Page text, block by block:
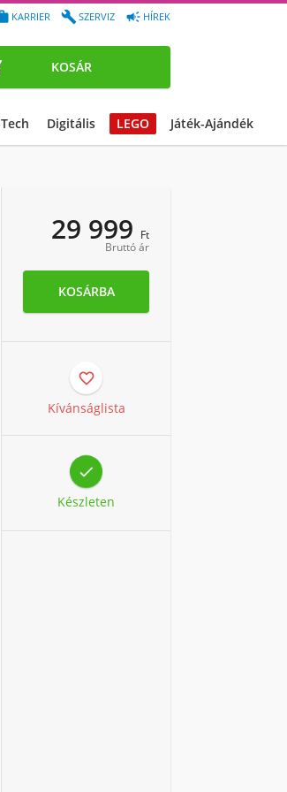
KOSÁR
 HÍREK
 SZERVIZ
KARRIER
Digitális LEGO Játék-Ajándék
29 999 Ft
Bruttó ár
KOSÁRBA

Kívánságlista

Készleten